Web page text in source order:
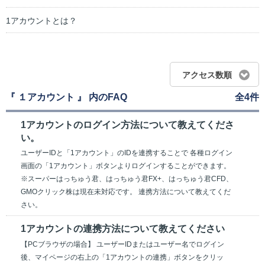
1アカウントとは？
アクセス数順
『 １アカウント 』 内のFAQ 全4件
1アカウントのログイン方法について教えてくださ
い。
ユーザーIDと「1アカウント」のIDを連携することで 各種ログイン
画面の「1アカウント」ボタンよりログインすることができます。
※スーパーはっちゅう君、はっちゅう君FX+、はっちゅう君CFD、
GMOクリック株は現在未対応です。 連携方法について教えてくだ
さい。
1アカウントの連携方法について教えてください
【PCブラウザの場合】 ユーザーIDまたはユーザー名でログイン
後、マイページの右上の「1アカウントの連携」ボタンをクリッ